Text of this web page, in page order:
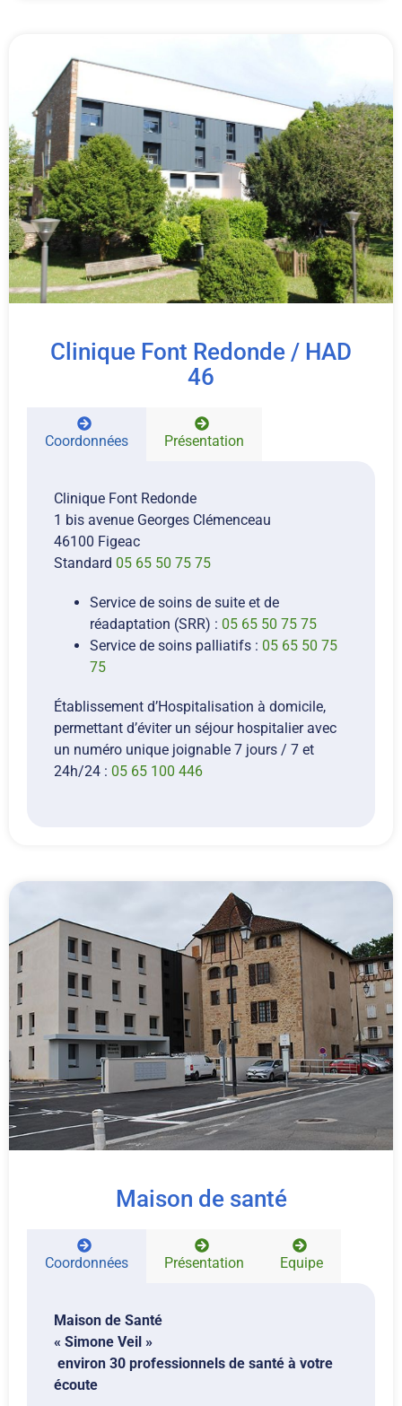
Clinique Font Redonde / HAD
46
Coordonnées Présentation
Clinique Font Redonde
1 bis avenue Georges Clémenceau
46100 Figeac
Standard 05 65 50 75 75
Service de soins de suite et de
réadaptation (SRR) : 05 65 50 75 75
Service de soins palliatifs : 05 65 50 75
75
Établissement d’Hospitalisation à domicile,
permettant d’éviter un séjour hospitalier avec
un numéro unique joignable 7 jours / 7 et
24h/24 : 05 65 100 446
Maison de santé
Coordonnées Présentation Equipe
Maison de Santé
« Simone Veil »
environ 30 professionnels de santé à votre
écoute